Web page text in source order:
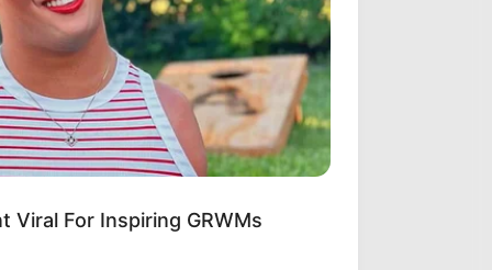
Viral For Inspiring GRWMs